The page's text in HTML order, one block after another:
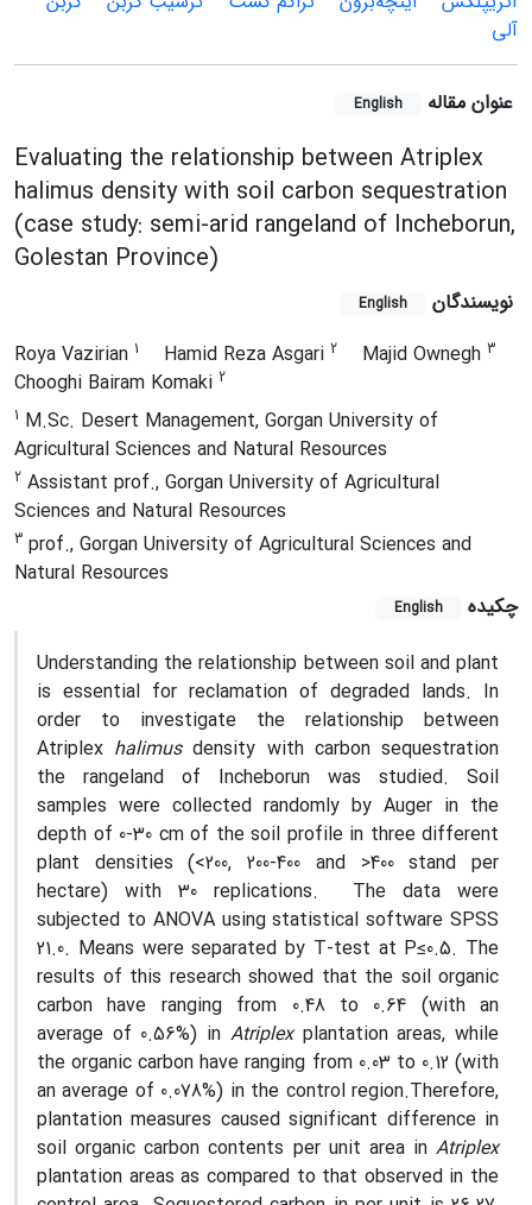
آلی
عنوان مقاله English
Evaluating the relationship between Atriplex
halimus density with soil carbon sequestration
(case study: semi-arid rangeland of Incheborun,
Golestan Province)
نویسندگان English
Roya Vazirian 1 Hamid Reza Asgari 2 Majid Ownegh 3
Chooghi Bairam Komaki 2
1 M.Sc. Desert Management, Gorgan University of
Agricultural Sciences and Natural Resources
2 Assistant prof., Gorgan University of Agricultural
Sciences and Natural Resources
3 prof., Gorgan University of Agricultural Sciences and
Natural Resources
چکیده
English
Understanding the relationship between soil and plant
is essential for reclamation of degraded lands. In
order to investigate the relationship between
Atriplex halimusdensity with carbon sequestration
the rangeland of Incheborun was studied. Soil
samples were collected randomly by Auger in the
depth of 0-30 cm of the soil profile in three different
plant densities (<200, 200-400 and >400 stand per
hectare) with 30 replications. The data were
subjected to ANOVA using statistical software SPSS
21.0. Means were separated by T-test at P≤0.5. The
results of this research showed that the soil organic
carbon have ranging from 0.48 to 0.64 (with an
average of 0.56%) in Atriplexplantation areas, while
the organic carbon have ranging from 0.03 to 0.12 (with
an average of 0.078%) in the control region.Therefore,
plantation measures caused significant difference in
soil organic carbon contents per unit area in Atriplex
plantation areas as compared to that observed in the